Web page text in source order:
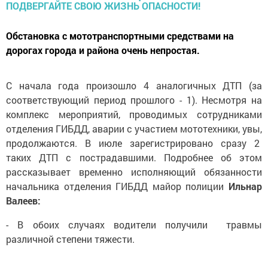
Обстановка с мототранспортными средствами на
дорогах города и района очень непростая.
С начала года произошло 4 аналогичных ДТП (за
соответствующий период прошлого - 1). Несмотря на
комплекс мероприятий, проводимых сотрудниками
отделения ГИБДД, аварии с участием мототехники, увы,
продолжаются. В июле зарегистрировано сразу 2
таких ДТП с пострадавшими. Подробнее об этом
рассказывает временно исполняющий обязанности
начальника отделения ГИБДД майор полиции Ильнар
Валеев:
- В обоих случаях водители получили травмы
различной степени тяжести.